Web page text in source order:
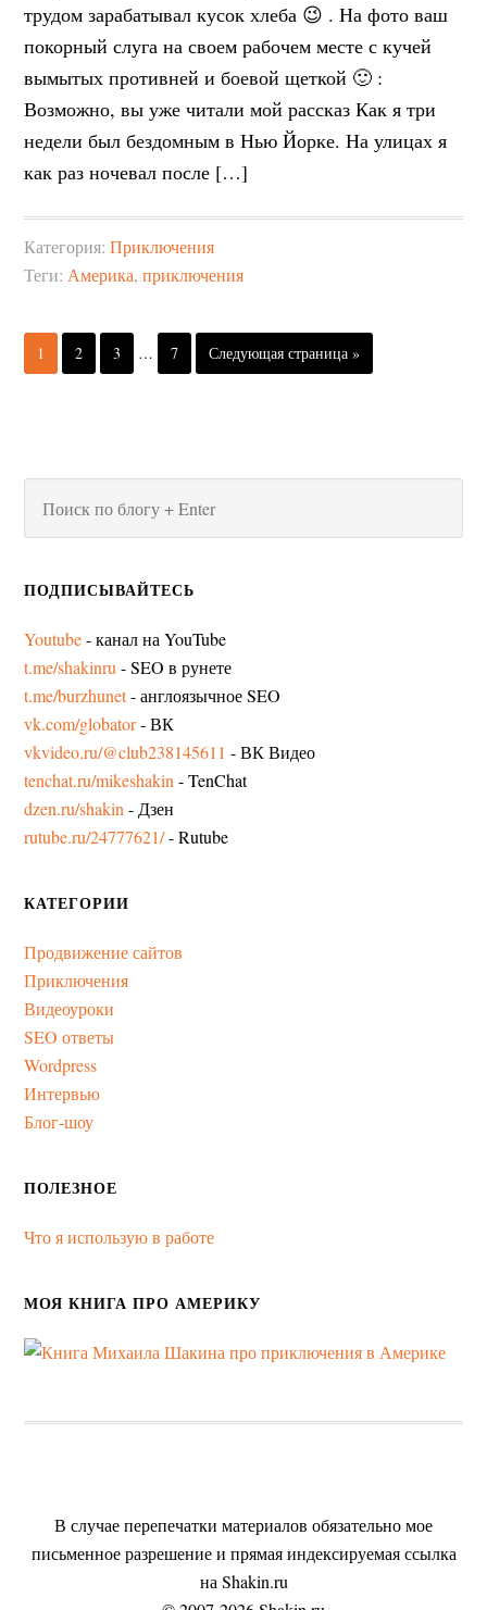
трудом зарабатывал кусок хлеба 😉 . На фото ваш
покорный слуга на своем рабочем месте с кучей
вымытых противней и боевой щеткой 🙂 :
Возможно, вы уже читали мой рассказ Как я три
недели был бездомным в Нью Йорке. На улицах я
как раз ночевал после […]
Категория:Приключения
Теги: Америка,приключения
1 2 3 … 7 Следующая страница »
ПОДПИСЫВАЙТЕСЬ
Youtube- канал на YouTube
t.me/shakinru - SEO в рунете
t.me/burzhunet- англоязычное SEO
vk.com/globator- ВК
vkvideo.ru/@club238145611 - ВК Видео
tenchat.ru/mikeshakin - TenChat
dzen.ru/shakin - Дзен
rutube.ru/24777621/- Rutube
КАТЕГОРИИ
Продвижение сайтов
Приключения
Видеоуроки
SEO ответы
Wordpress
Интервью
Блог-шоу
ПОЛЕЗНОЕ
Что я использую в работе
МОЯ КНИГА ПРО АМЕРИКУ
В случае перепечатки материалов обязательно мое
письменное разрешение и прямая индексируемая ссылка
на Shakin.ru